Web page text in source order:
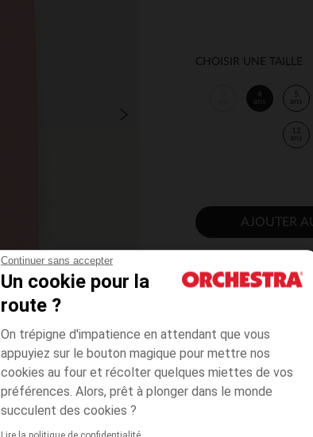
Continuer sans accepter
Un cookie pour la
route ?
On trépigne d'impatience en attendant que vous
appuyiez sur le bouton magique pour mettre nos
cookies au four et récolter quelques miettes de vos
préférences. Alors, prêt à plonger dans le monde
succulent des cookies ?
CHOISIR UNE TAILLE
4
ans
5
ans
12
ans
AJOUTER